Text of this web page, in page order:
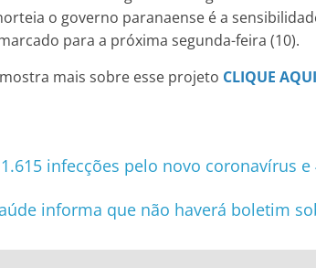
o governo paranaense é a
para a próxima segunda-feira (10).
mais sobre esse projeto CLIQUE
infecções pelo novo coronavírus
informa que não haverá boletim